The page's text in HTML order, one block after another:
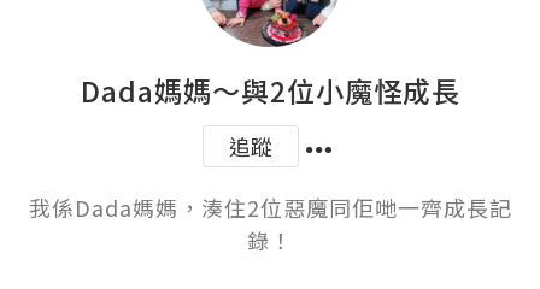
Dada媽媽～與2位小魔怪成長
追蹤
我係Dada媽媽，湊住2位惡魔同佢哋一齊成長記
錄！